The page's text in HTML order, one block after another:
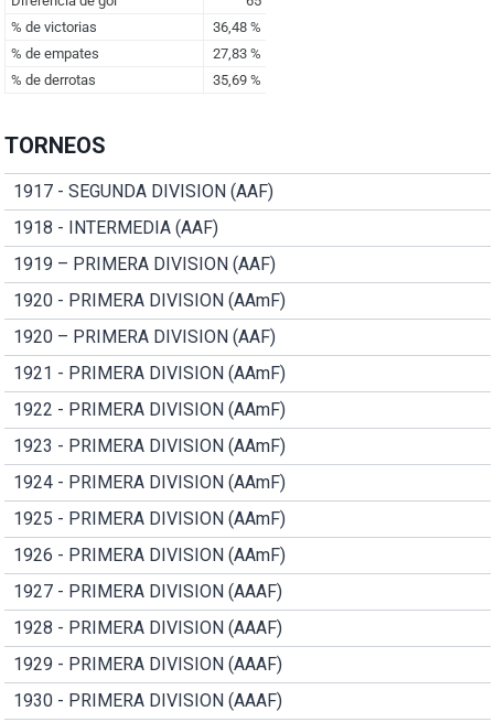
TORNEOS
1917 - SEGUNDA DIVISION (AAF)
1918 - INTERMEDIA (AAF)
1919 – PRIMERA DIVISION (AAF)
1920 - PRIMERA DIVISION (AAmF)
1920 – PRIMERA DIVISION (AAF)
1921 - PRIMERA DIVISION (AAmF)
1922 - PRIMERA DIVISION (AAmF)
1923 - PRIMERA DIVISION (AAmF)
1924 - PRIMERA DIVISION (AAmF)
1925 - PRIMERA DIVISION (AAmF)
1926 - PRIMERA DIVISION (AAmF)
1927 - PRIMERA DIVISION (AAAF)
1928 - PRIMERA DIVISION (AAAF)
1929 - PRIMERA DIVISION (AAAF)
1930 - PRIMERA DIVISION (AAAF)